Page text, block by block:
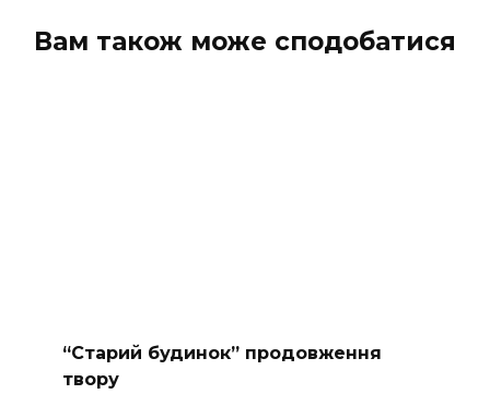
Вам також може сподобатися
“Старий будинок” продовження
твору